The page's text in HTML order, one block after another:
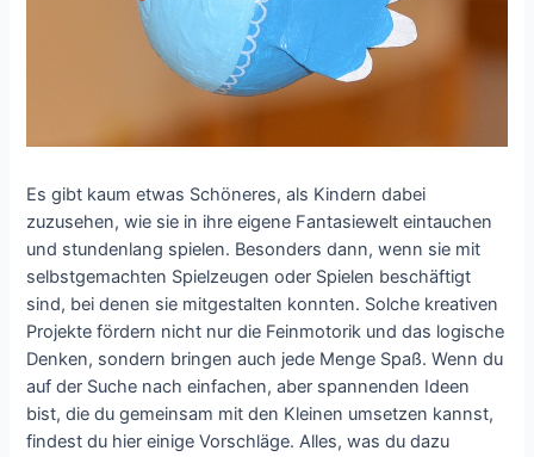
Es gibt kaum etwas Schöneres, als Kindern dabei
zuzusehen, wie sie in ihre eigene Fantasiewelt eintauchen
und stundenlang spielen. Besonders dann, wenn sie mit
selbstgemachten Spielzeugen oder Spielen beschäftigt
sind, bei denen sie mitgestalten konnten. Solche kreativen
Projekte fördern nicht nur die Feinmotorik und das logische
Denken, sondern bringen auch jede Menge Spaß. Wenn du
auf der Suche nach einfachen, aber spannenden Ideen
bist, die du gemeinsam mit den Kleinen umsetzen kannst,
findest du hier einige Vorschläge. Alles, was du dazu